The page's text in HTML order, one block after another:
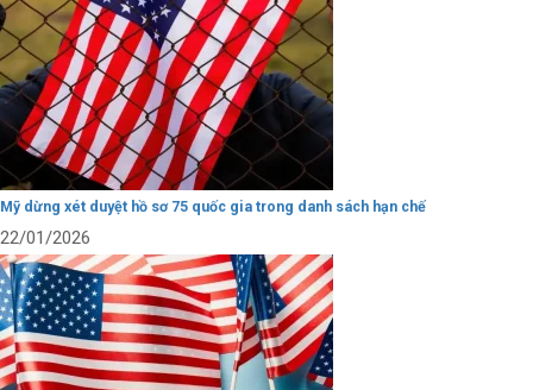
Mỹ dừng xét duyệt hồ sơ 75 quốc gia trong danh sách hạn chế
22/01/2026